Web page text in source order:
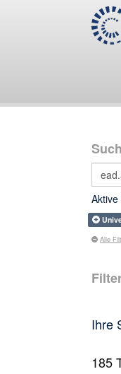
Alle
Ihre
185